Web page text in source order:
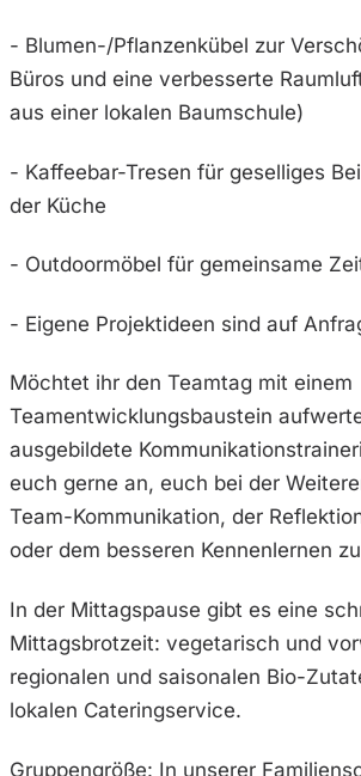
- Blumen-/Pflanzenkübel zur
Büros und eine verbesserte
aus einer lokalen Baumschule)
- Kaffeebar-Tresen für geselliges
der Küche
- Outdoormöbel für gemeinsame
- Eigene Projektideen sind auf
Möchtet ihr den Teamtag mit einem
Teamentwicklungsbaustein
ausgebildete
euch gerne an, euch bei der
Team-Kommunikation, der
oder dem besseren Kennenlernen
In der Mittagspause gibt es eine
Mittagsbrotzeit: vegetarisch und
regionalen und saisonalen Bio-
lokalen Cateringservice.
Gruppengröße: In unserer